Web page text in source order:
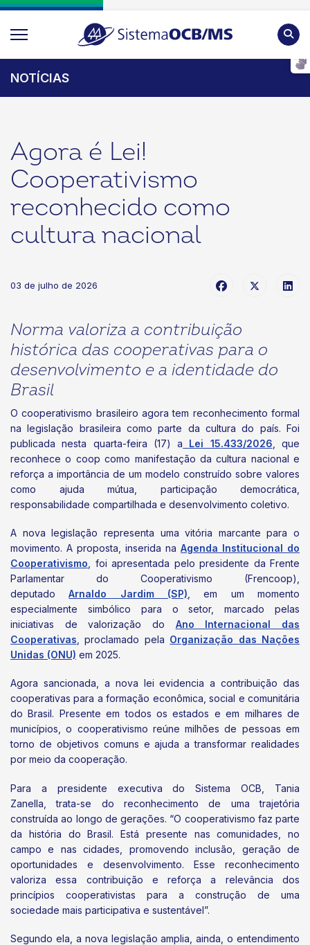
NOTÍCIAS
Agora é Lei!
Cooperativismo
reconhecido como
cultura nacional
03 de julho de 2026
Norma valoriza a contribuição
histórica das cooperativas para o
desenvolvimento e a identidade do
Brasil
O cooperativismo brasileiro agora tem reconhecimento formal
na legislação brasileira como parte da cultura do país. Foi
publicada nesta quarta-feira (17) a Lei 15.433/2026 , que
reconhece o coop como manifestação da cultura nacional e
reforça a importância de um modelo construído sobre valores
como ajuda mútua, participação democrática,
responsabilidade compartilhada e desenvolvimento coletivo.
A nova legislação representa uma vitória marcante para o
movimento. A proposta, inserida na Agenda Institucional do
Cooperativismo , foi apresentada pelo presidente da Frente
Parlamentar do Cooperativismo (Frencoop),
deputadoArnaldo Jardim (SP) , em um momento
especialmente simbólico para o setor, marcado pelas
iniciativas de valorização do Ano Internacional das
Cooperativas , proclamado pela Organização das Nações
Unidas (ONU) em 2025.
Agora sancionada, a nova lei evidencia a contribuição das
cooperativas para a formação econômica, social e comunitária
do Brasil. Presente em todos os estados e em milhares de
municípios, o cooperativismo reúne milhões de pessoas em
torno de objetivos comuns e ajuda a transformar realidades
por meio da cooperação.
Para a presidente executiva do Sistema OCB, Tania
Zanella, trata-se do reconhecimento de uma trajetória
construída ao longo de gerações. “O cooperativismo faz parte
da história do Brasil. Está presente nas comunidades, no
campo e nas cidades, promovendo inclusão, geração de
oportunidades e desenvolvimento. Esse reconhecimento
valoriza essa contribuição e reforça a relevância dos
princípios cooperativistas para a construção de uma
sociedade mais participativa e sustentável”.
Segundo ela, a nova legislação amplia, ainda, o entendimento